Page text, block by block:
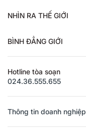
NHÌN RA THẾ GIỚI
BÌNH ĐẲNG GIỚI
Hotline tòa soạn
024.36.555.655
Thông tin doanh nghiệp